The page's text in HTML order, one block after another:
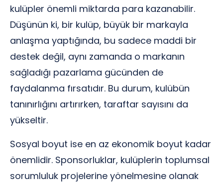
kulüpler önemli miktarda para kazanabilir.
Düşünün ki, bir kulüp, büyük bir markayla
anlaşma yaptığında, bu sadece maddi bir
destek değil, aynı zamanda o markanın
sağladığı pazarlama gücünden de
faydalanma fırsatıdır. Bu durum, kulübün
tanınırlığını artırırken, taraftar sayısını da
yükseltir.
Sosyal boyut ise en az ekonomik boyut kadar
önemlidir. Sponsorluklar, kulüplerin toplumsal
sorumluluk projelerine yönelmesine olanak